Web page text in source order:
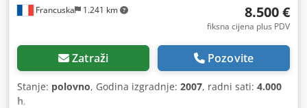
Francuska 1.241 km 8.500 €
fiksna cijena plus PDV
Zatraži Pozovite
Stanje: polovno, Godina izgradnje: 2007, radni sati: 4.000
h,